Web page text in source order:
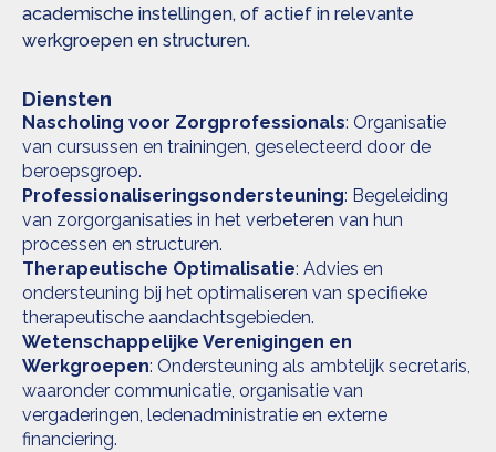
academische instellingen, of actief in relevante
werkgroepen en structuren.
Diensten
Nascholing voor Zorgprofessionals: Organisatie
van cursussen en trainingen, geselecteerd door de
beroepsgroep.
Professionaliseringsondersteuning: Begeleiding
van zorgorganisaties in het verbeteren van hun
processen en structuren.
Therapeutische Optimalisatie: Advies en
ondersteuning bij het optimaliseren van specifieke
therapeutische aandachtsgebieden.
Wetenschappelijke Verenigingen en
Werkgroepen: Ondersteuning als ambtelijk secretaris,
waaronder communicatie, organisatie van
vergaderingen, ledenadministratie en externe
financiering.